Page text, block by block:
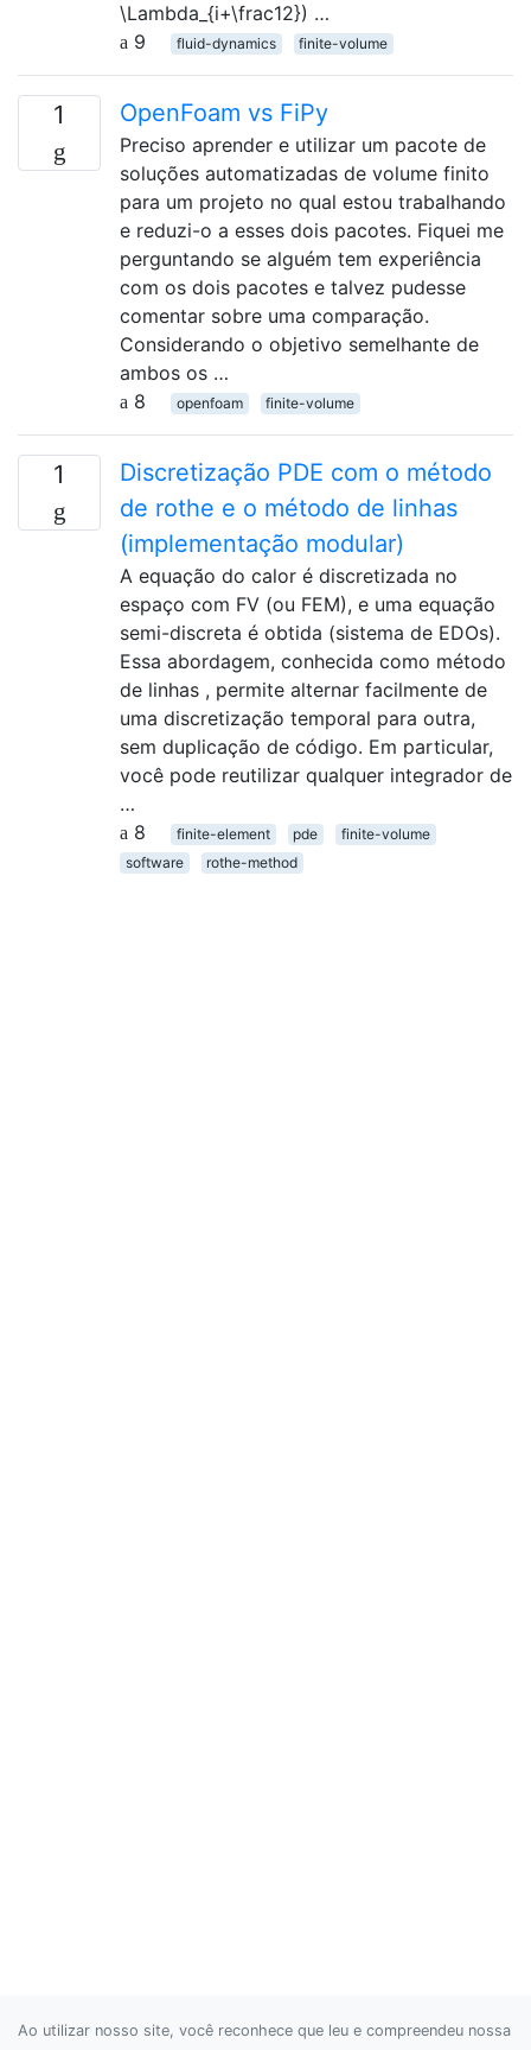
\Lambda_{i+\frac12}) …
9
fluid-dynamics finite-volume
1 OpenFoam vs FiPy
Preciso aprender e utilizar um pacote de
soluções automatizadas de volume finito
para um projeto no qual estou trabalhando
e reduzi-o a esses dois pacotes. Fiquei me
perguntando se alguém tem experiência
com os dois pacotes e talvez pudesse
comentar sobre uma comparação.
Considerando o objetivo semelhante de
ambos os …
8
openfoam finite-volume
1
Discretização PDE com o método
de rothe e o método de linhas
(implementação modular)
A equação do calor é discretizada no
espaço com FV (ou FEM), e uma equação
semi-discreta é obtida (sistema de EDOs).
Essa abordagem, conhecida como método
de linhas , permite alternar facilmente de
uma discretização temporal para outra,
sem duplicação de código. Em particular,
você pode reutilizar qualquer integrador de
…
8
finite-element pde
finite-volume
software
rothe-method
Ao utilizar nosso site, você reconhece que leu e compreendeu nossa